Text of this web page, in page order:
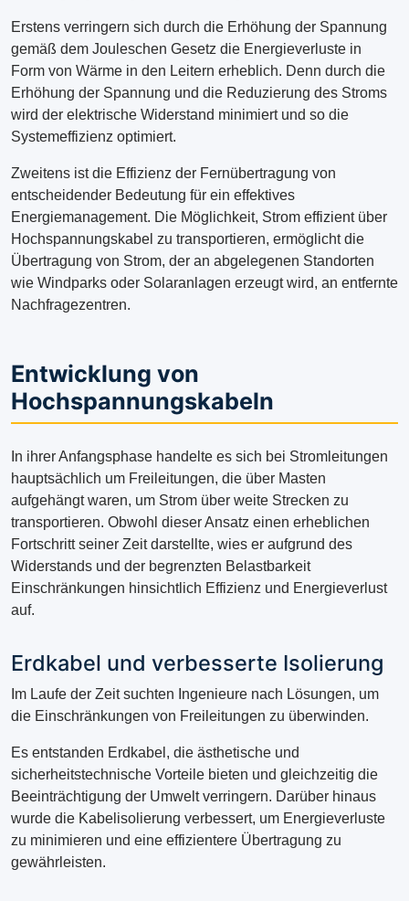
Erstens verringern sich durch die Erhöhung der Spannung
gemäß dem Jouleschen Gesetz die Energieverluste in
Form von Wärme in den Leitern erheblich. Denn durch die
Erhöhung der Spannung und die Reduzierung des Stroms
wird der elektrische Widerstand minimiert und so die
Systemeffizienz optimiert.
Zweitens ist die Effizienz der Fernübertragung von
entscheidender Bedeutung für ein effektives
Energiemanagement. Die Möglichkeit, Strom effizient über
Hochspannungskabel zu transportieren, ermöglicht die
Übertragung von Strom, der an abgelegenen Standorten
wie Windparks oder Solaranlagen erzeugt wird, an entfernte
Nachfragezentren.
Entwicklung von
Hochspannungskabeln
In ihrer Anfangsphase handelte es sich bei Stromleitungen
hauptsächlich um Freileitungen, die über Masten
aufgehängt waren, um Strom über weite Strecken zu
transportieren. Obwohl dieser Ansatz einen erheblichen
Fortschritt seiner Zeit darstellte, wies er aufgrund des
Widerstands und der begrenzten Belastbarkeit
Einschränkungen hinsichtlich Effizienz und Energieverlust
auf.
Erdkabel und verbesserte Isolierung
Im Laufe der Zeit suchten Ingenieure nach Lösungen, um
die Einschränkungen von Freileitungen zu überwinden.
Es entstanden Erdkabel, die ästhetische und
sicherheitstechnische Vorteile bieten und gleichzeitig die
Beeinträchtigung der Umwelt verringern. Darüber hinaus
wurde die Kabelisolierung verbessert, um Energieverluste
zu minimieren und eine effizientere Übertragung zu
gewährleisten.